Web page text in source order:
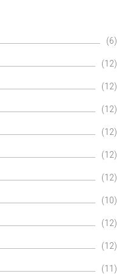
(6)
(12)
(12)
(12)
(12)
(12)
(12)
(10)
(12)
(12)
(11)